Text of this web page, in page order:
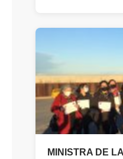
MINISTRA DE